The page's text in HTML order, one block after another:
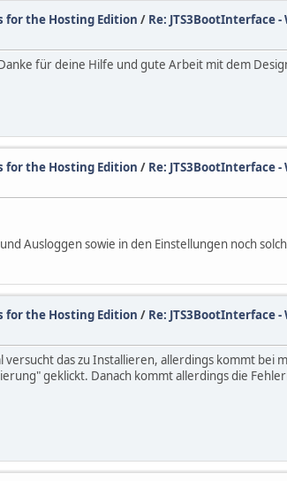
for the Hosting Edition / Re: JTS3BootInterface
für deine Hilfe und gute Arbeit mit dem
for the Hosting Edition / Re: JTS3BootInterface
Ausloggen sowie in den Einstellungen noch
for the Hosting Edition / Re: JTS3BootInterface
versucht das zu Installieren, allerdings kommt
geklickt. Danach kommt allerdings die